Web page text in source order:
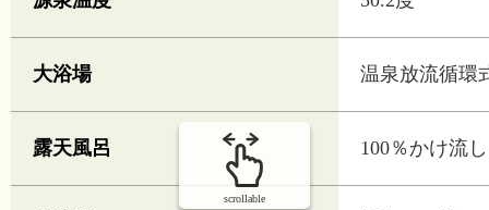
大浴場 温泉放流循環
露天風呂 100％かけ流し
scrollable